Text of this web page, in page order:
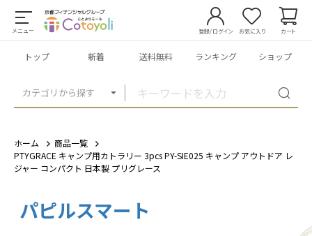
メニュー
カテゴリから探す
登録/ログイン お気に入り カート
トップ 新着 送料無料 ランキング ショップ
ホーム
商品一覧
PTYGRACE キャンプ用カトラリー 3pcs PY-SIE025 キャンプ アウトドア レ
ジャー コンパクト 日本製 プリグレース
パピルスマート